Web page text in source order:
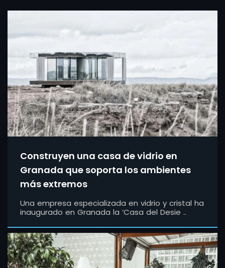
Construyen una casa de vidrio en
Granada que soporta los ambientes
más extremos
Una empresa especializada en vidrio y cristal ha
inaugurado en Granada la ‘Casa del Desie ..